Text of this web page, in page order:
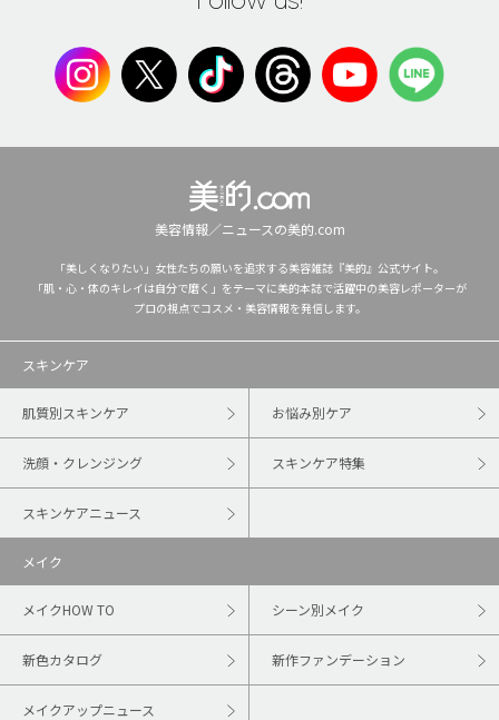
美容情報／ニュースの美的.com
「美しくなりたい」女性たちの願いを追求する美容雑誌『美的』公式サイト。
「肌・心・体のキレイは自分で磨く」をテーマに美的本誌で活躍中の美容レポーターが
プロの視点でコスメ・美容情報を発信します。
スキンケア
肌質別スキンケア お悩み別ケア
洗顔・クレンジング スキンケア特集
スキンケアニュース
メイク
メイクHOW TO シーン別メイク
新色カタログ 新作ファンデーション
メイクアップニュース